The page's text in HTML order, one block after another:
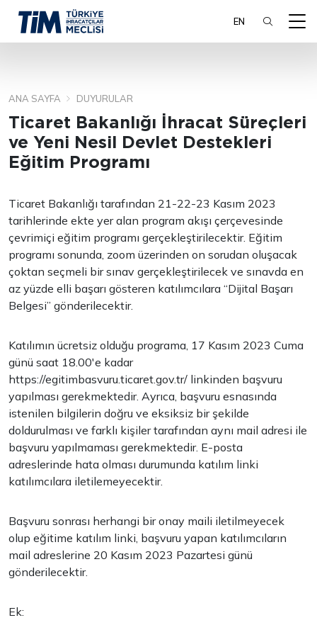
EN
ANA SAYFA DUYURULAR
Ticaret Bakanlığı İhracat Süreçleri
ve Yeni Nesil Devlet Destekleri
Eğitim Programı
Ticaret Bakanlığı tarafından 21-22-23 Kasım 2023
tarihlerinde ekte yer alan program akışı çerçevesinde
çevrimiçi eğitim programı gerçekleştirilecektir. Eğitim
programı sonunda, zoom üzerinden on sorudan oluşacak
çoktan seçmeli bir sınav gerçekleştirilecek ve sınavda en
az yüzde elli başarı gösteren katılımcılara “Dijital Başarı
Belgesi” gönderilecektir.
Katılımın ücretsiz olduğu programa, 17 Kasım 2023 Cuma
günü saat 18.00'e kadar
https://egitimbasvuru.ticaret.gov.tr/ linkinden başvuru
yapılması gerekmektedir. Ayrıca, başvuru esnasında
istenilen bilgilerin doğru ve eksiksiz bir şekilde
doldurulması ve farklı kişiler tarafından aynı mail adresi ile
başvuru yapılmaması gerekmektedir. E-posta
adreslerinde hata olması durumunda katılım linki
katılımcılara iletilemeyecektir.
Başvuru sonrası herhangi bir onay maili iletilmeyecek
olup eğitime katılım linki, başvuru yapan katılımcıların
mail adreslerine 20 Kasım 2023 Pazartesi günü
gönderilecektir.
Ek: